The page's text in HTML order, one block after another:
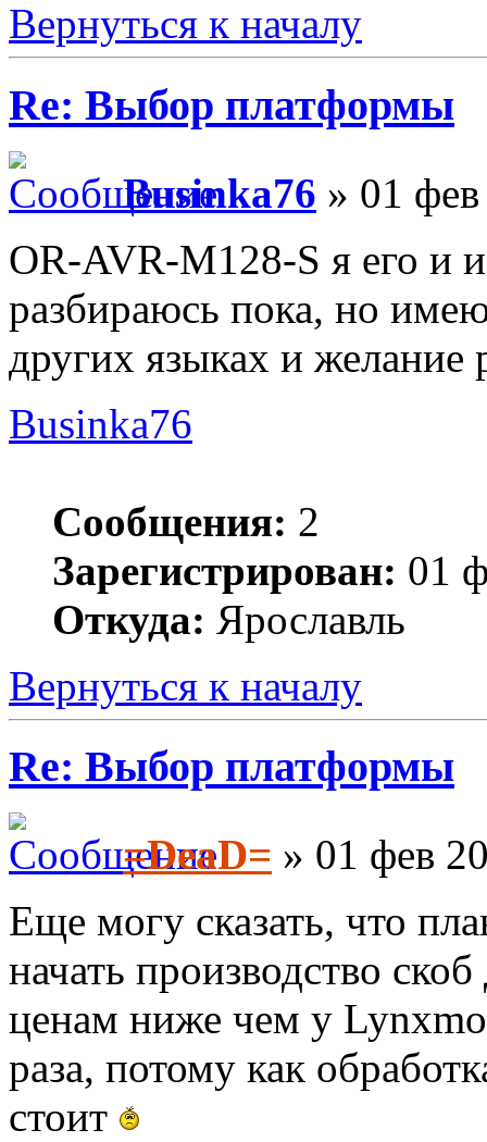
Вернуться к началу
Re: Выбор платформы
Businka76 » 01
OR-AVR-M128-S я его и
разбираюсь пока, но
других языках и желание
Businka76
Сообщения: 2
Зарегистрирован: 01
Откуда: Ярославль
Вернуться к началу
Re: Выбор платформы
=DeaD= » 01 фев
Еще могу сказать, что
начать производство
ценам ниже чем у
раза, потому как
стоит